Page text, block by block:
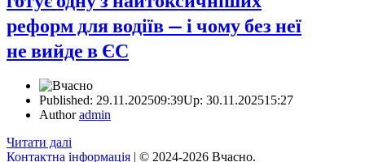
реформ для водіїв — і чому без неї
не вийде в ЄС
Published: 29.11.202509:39Up: 30.11.202515:27
Authoradmin
Читати далі
Контактна інформація | © 2024-2026 Вчасно.